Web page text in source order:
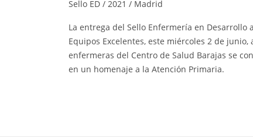
Sello ED / 2021 / Madrid
La entrega del Sello Enfermería en Desarrollo
Equipos Excelentes, este miércoles 2 de junio,
enfermeras del Centro de Salud Barajas se
en un homenaje a la Atención Primaria.